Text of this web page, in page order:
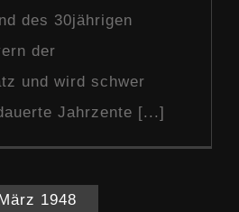
des 30jährigen
der
und wird schwer
Jahrzente [...]
1948